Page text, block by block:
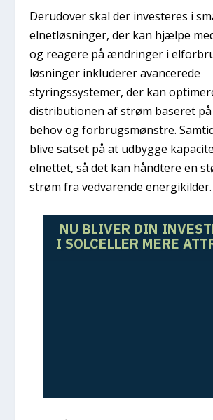
Derudover skal der investeres i
elnetløsninger, der kan hjælpe
og reagere på ændringer i
løsninger inkluderer avancerede
styringssystemer, der kan
distributionen af strøm baseret
behov og forbrugsmønstre.
blive satset på at udbygge
elnettet, så det kan håndtere en
strøm fra vedvarende energikilder.
NU BLIVER DIN
I SOLCELLER MERE